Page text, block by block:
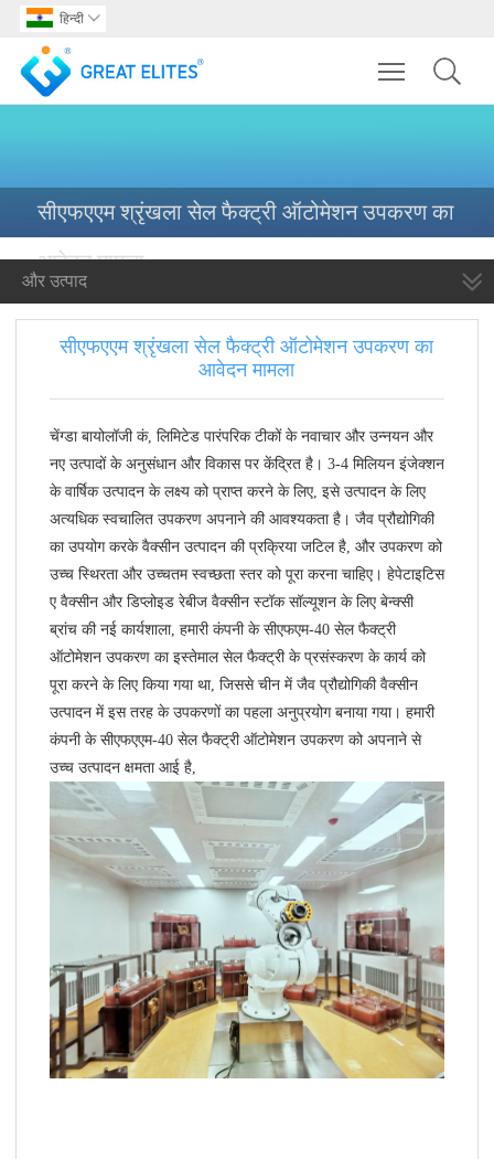
हिन्दी 
Toggle
सीएफएएम श्रृंखला सेल फैक्ट्री ऑटोमेशन उपकरण का
आवेदन मामला
और उत्पाद
सीएफएएम श्रृंखला सेल फैक्ट्री ऑटोमेशन उपकरण का
आवेदन मामला
चेंग्डा बायोलॉजी कं, लिमिटेड पारंपरिक टीकों के नवाचार और उन्नयन और
नए उत्पादों के अनुसंधान और विकास पर केंद्रित है। 3-4 मिलियन इंजेक्शन
के वार्षिक उत्पादन के लक्ष्य को प्राप्त करने के लिए, इसे उत्पादन के लिए
अत्यधिक स्वचालित उपकरण अपनाने की आवश्यकता है। जैव प्रौद्योगिकी
का उपयोग करके वैक्सीन उत्पादन की प्रक्रिया जटिल है, और उपकरण को
उच्च स्थिरता और उच्चतम स्वच्छता स्तर को पूरा करना चाहिए। हेपेटाइटिस
ए वैक्सीन और डिप्लोइड रेबीज वैक्सीन स्टॉक सॉल्यूशन के लिए बेन्क्सी
ब्रांच की नई कार्यशाला, हमारी कंपनी के सीएफएम-40 सेल फैक्ट्री
ऑटोमेशन उपकरण का इस्तेमाल सेल फैक्ट्री के प्रसंस्करण के कार्य को
पूरा करने के लिए किया गया था, जिससे चीन में जैव प्रौद्योगिकी वैक्सीन
उत्पादन में इस तरह के उपकरणों का पहला अनुप्रयोग बनाया गया। हमारी
कंपनी के सीएफएएम-40 सेल फैक्ट्री ऑटोमेशन उपकरण को अपनाने से
उच्च उत्पादन क्षमता आई है,